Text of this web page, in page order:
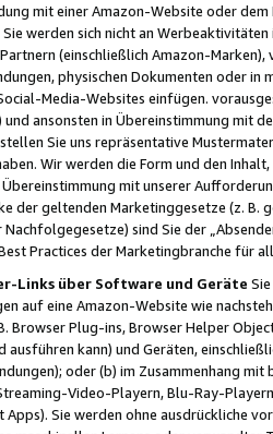
mit einer Amazon-Website oder
werden sich nicht an
(einschließlich Amazon-
physischen Dokumenten oder in
Media-Websites einfügen.
ansonsten in Übereinstimmung mit
Sie uns repräsentative
Wir werden die Form und den
mit unserer
der geltenden Marketinggesetze (z. B.
sind Sie der
Practices der Marketingbranche für
Links über Software und Geräte
auf eine Amazon-Website wie
Browser Plug-ins, Browser Helper
ausführen kann) und Geräten,
oder (b) im Zusammenhang
Video-Playern, Blu-Ray-
Apps). Sie werden ohne ausdrückliche